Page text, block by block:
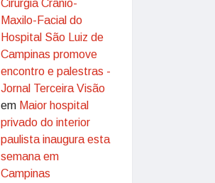
Cirurgia Crânio-
Maxilo-Facial do
Hospital São Luiz de
Campinas promove
encontro e palestras -
Jornal Terceira Visão
em Maior hospital
privado do interior
paulista inaugura esta
semana em
Campinas